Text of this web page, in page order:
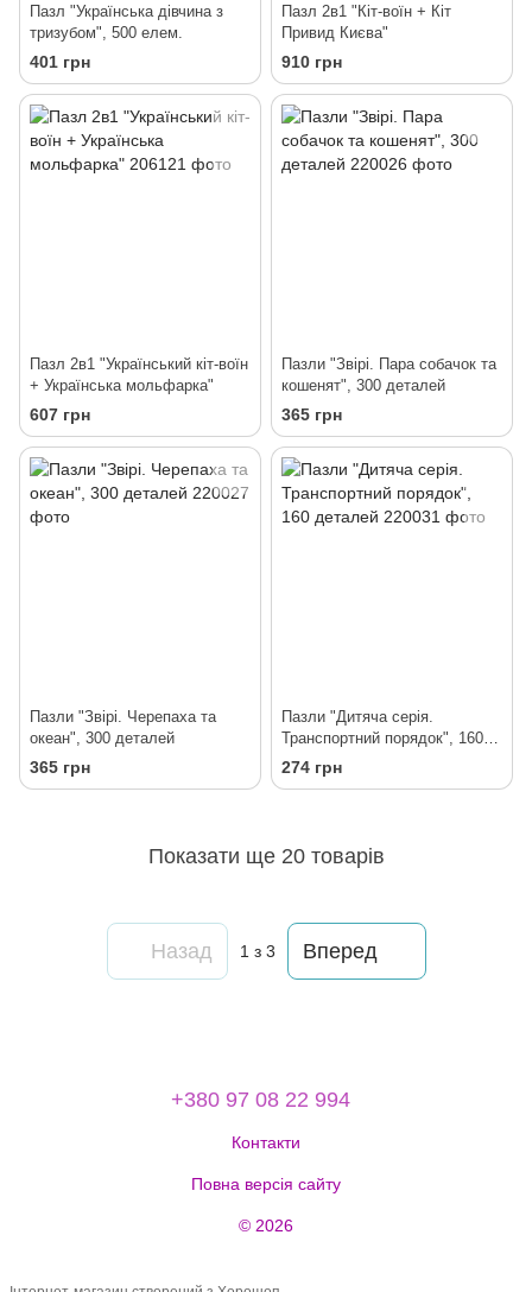
Пазл "Українська дівчина з
тризубом", 500 елем.
401 грн
Пазл 2в1 "Кіт-воїн + Кіт
Привид Києва"
910 грн
Пазл 2в1 "Український кіт-воїн
+ Українська мольфарка"
607 грн
Пазли "Звірі. Пара собачок та
кошенят", 300 деталей
365 грн
Пазли "Звірі. Черепаха та
океан", 300 деталей
365 грн
Пазли "Дитяча серія.
Транспортний порядок", 160
деталей
274 грн
Показати ще 20 товарів
Назад 1з 3 Вперед
+380 97 08 22 994
Контакти
Повна версія сайту
© 2026